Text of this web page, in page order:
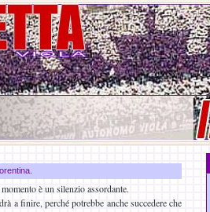
è un silenzio assordante.
a finire, perché potrebbe anche succedere che